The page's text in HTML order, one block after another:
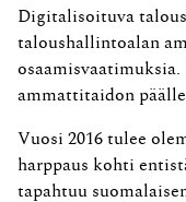
Digitalisoituva
taloushallintoalan
osaamisvaatimuksia.
ammattitaidon
Vuosi 2016 tulee
harppaus kohti
tapahtuu